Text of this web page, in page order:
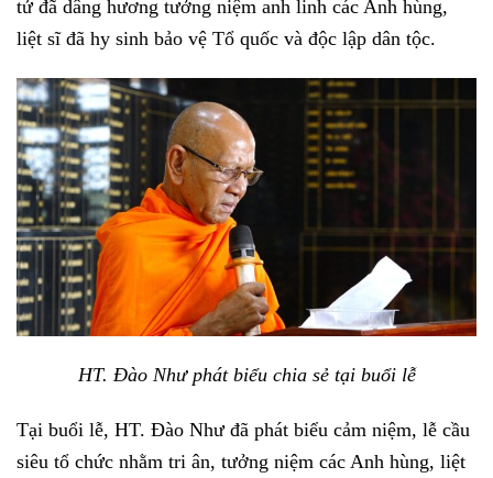
tử đã dâng hương tưởng niệm anh linh các Anh hùng,
liệt sĩ đã hy sinh bảo vệ Tổ quốc và độc lập dân tộc.
HT. Đào Như phát biểu chia sẻ tại buổi lễ
Tại buổi lễ, HT. Đào Như đã phát biểu cảm niệm, lễ cầu
siêu tổ chức nhằm tri ân, tưởng niệm các Anh hùng, liệt